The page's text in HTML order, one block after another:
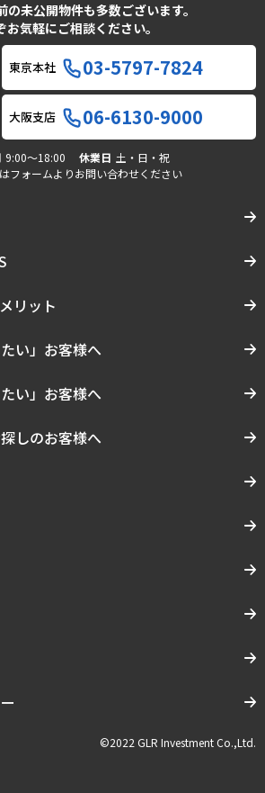
の未公開物件も多数ございます。
お気軽にご相談ください。
東京本社 03-5797-7824
大阪支店 06-6130-9000
9:00〜18:00 休業日 土・日・祝
フォームよりお問い合わせください
リット
い」お客様へ
い」お客様へ
しのお客様へ
©2022 GLR Investment Co.,Ltd.